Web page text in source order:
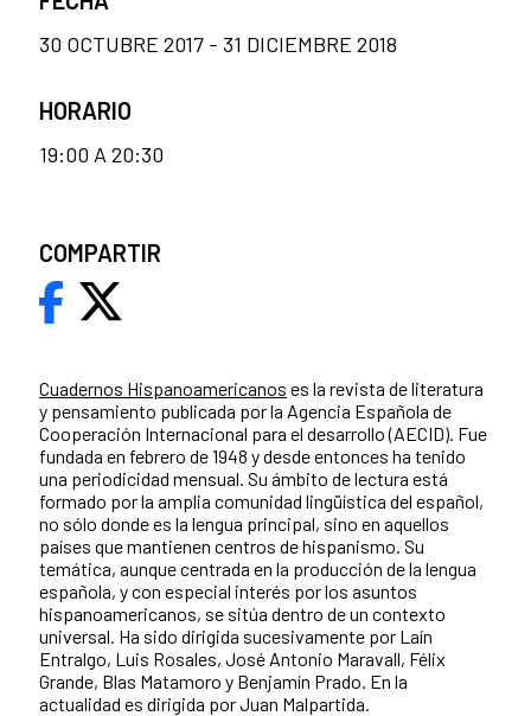
Cuadernos Hispanoamericanos es la revista de literatura
y pensamiento publicada por la Agencia Española de
Cooperación Internacional para el desarrollo (AECID). Fue
fundada en febrero de 1948 y desde entonces ha tenido
una periodicidad mensual. Su ámbito de lectura está
formado por la amplia comunidad lingüística del español,
no sólo donde es la lengua principal, sino en aquellos
países que mantienen centros de hispanismo. Su
temática, aunque centrada en la producción de la lengua
española, y con especial interés por los asuntos
hispanoamericanos, se sitúa dentro de un contexto
universal. Ha sido dirigida sucesivamente por Laín
Entralgo, Luis Rosales, José Antonio Maravall, Félix
Grande, Blas Matamoro y Benjamín Prado. En la
actualidad es dirigida por Juan Malpartida.
30 OCTUBRE 2017 - 31 DICIEMBRE 2018
HORARIO
19:00 A 20:30
COMPARTIR